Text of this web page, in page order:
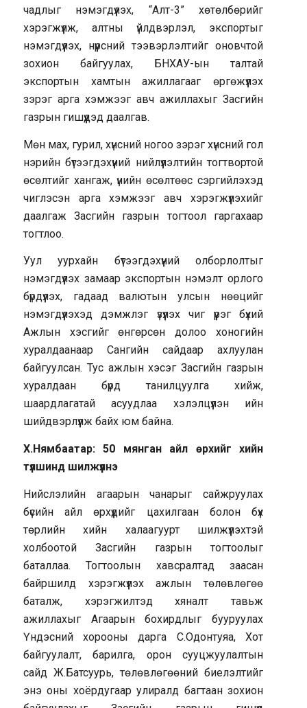
чадлыг нэмэгдүүлэх, “Алт-3” хөтөлбөрийг
хэрэгжүүлж, алтны үйлдвэрлэл, экспортыг
нэмэгдүүлэх, нүүрсний тээвэрлэлтийг оновчтой
зохион байгуулах, БНХАУ-ын талтай
экспортын хамтын ажиллагааг өргөжүүлэх
зэрэг арга хэмжээг авч ажиллахыг Засгийн
газрын гишүүдэд даалгав.
Мөн мах, гурил, хүнсний ногоо зэрэг хүнсний гол
нэрийн бүтээгдэхүүний нийлүүлэлтийн тогтвортой
өсөлтийг хангаж, үнийн өсөлтөөс сэргийлэхэд
чиглэсэн арга хэмжээг авч хэрэгжүүлэхийг
даалгаж Засгийн газрын тогтоол гаргахаар
тогтлоо.
Уул уурхайн бүтээгдэхүүний олборлолтыг
нэмэгдүүлэх замаар экспортын нэмэлт орлого
бүрдүүлэх, гадаад валютын улсын нөөцийг
нэмэгдүүлэхэд дэмжлэг үзүүлэх чиг үүрэг бүхий
Ажлын хэсгийг өнгөрсөн долоо хоногийн
хуралдаанаар Сангийн сайдаар ахлуулан
байгуулсан. Тус ажлын хэсэг Засгийн газрын
хуралдаан бүрд танилцуулга хийж,
шаардлагатай асуудлаа хэлэлцүүлэн ийн
шийдвэрлүүлж байх юм байна.
Х.Нямбаатар:
50 мянган айл өрхийг хийн
түлшинд шилжүүлнэ
Нийслэлийн агаарын чанарыг сайжруулах
бүсийн айл өрхүүдийг цахилгаан болон бүх
төрлийн хийн халаагуурт шилжүүлэхтэй
холбоотой Засгийн газрын тогтоолыг
баталлаа. Тогтоолын хавсралтад заасан
байршилд хэрэгжүүлэх ажлын төлөвлөгөө
баталж, хэрэгжилтэд хяналт тавьж
ажиллахыг Агаарын бохирдлыг бууруулах
Үндэсний хорооны дарга С.Одонтуяа, Хот
байгуулалт, барилга, орон сууцжуулалтын
сайд Ж.Батсуурь, төлөвлөгөөний биелэлтийг
энэ оны хоёрдугаар улиралд багтаан зохион